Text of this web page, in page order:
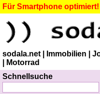
Für Smartphone optimiert!
sodala.net | Immobilien |
| Motorrad
Schnellsuche